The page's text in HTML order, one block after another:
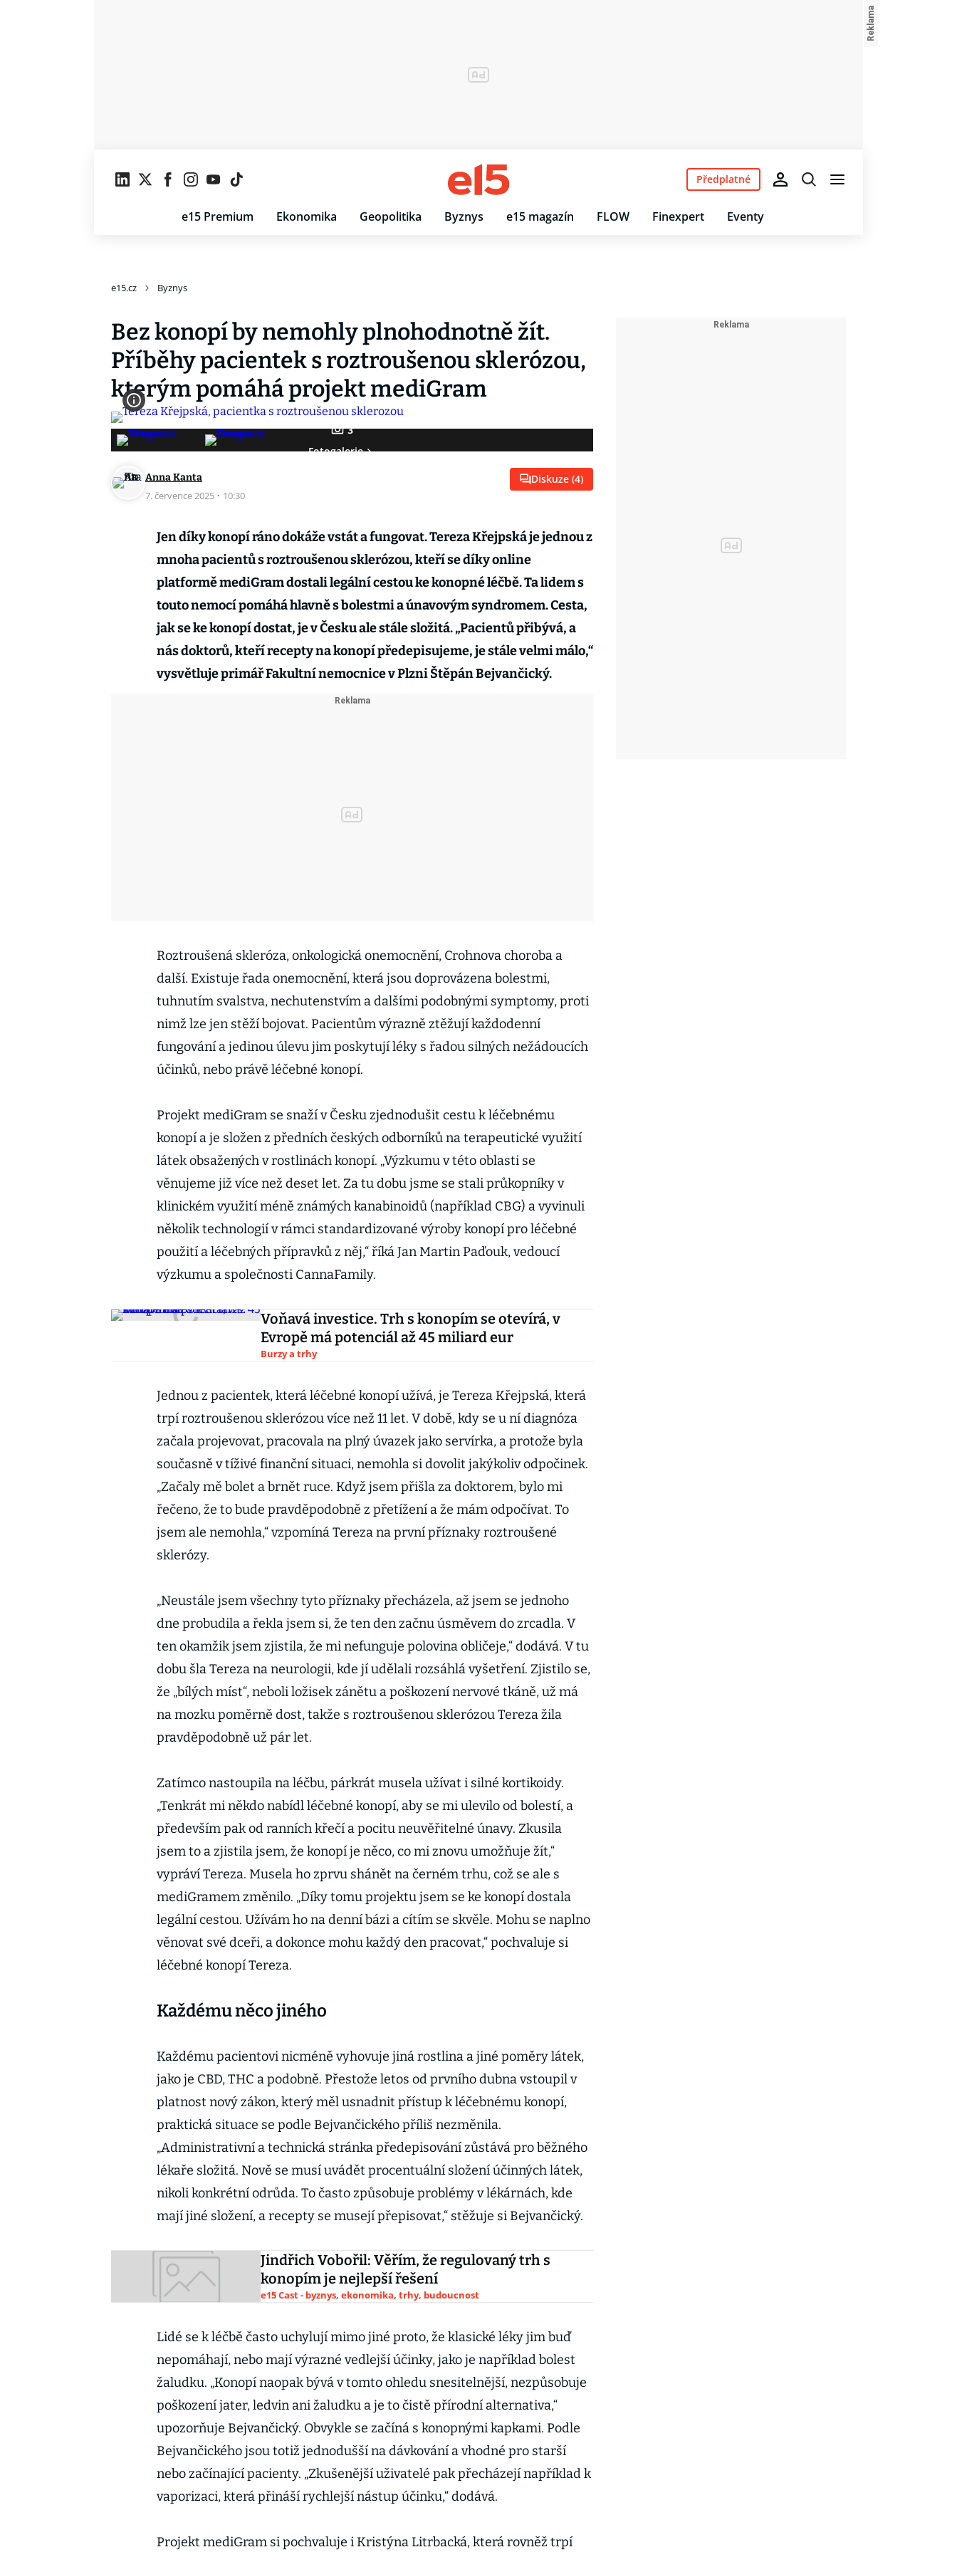
e15 Premium Ekonomika Geopolitika Byznys e15 magazín FLOW Finexpert Eventy
Předplatné
e15.cz Byznys
Bez konopí by nemohly plnohodnotně žít.
Příběhy pacientek s roztroušenou sklerózou,
kterým pomáhá projekt mediGram
3
Fotogalerie
Anna Kanta
7. července 2025 · 10:30
Diskuze (4)
Jen díky konopí ráno dokáže vstát a fungovat. Tereza Křejpská je jednou z
mnoha pacientů s roztroušenou sklerózou, kteří se díky online
platformě mediGram dostali legální cestou ke konopné léčbě. Ta lidem s
touto nemocí pomáhá hlavně s bolestmi a únavovým syndromem. Cesta,
jak se ke konopí dostat, je v Česku ale stále složitá. „Pacientů přibývá, a
nás doktorů, kteří recepty na konopí předepisujeme, je stále velmi málo,“
vysvětluje primář Fakultní nemocnice v Plzni Štěpán Bejvančický.
Roztroušená skleróza, onkologická onemocnění, Crohnova choroba a
další. Existuje řada onemocnění, která jsou doprovázena bolestmi,
tuhnutím svalstva, nechutenstvím a dalšími podobnými symptomy, proti
nimž lze jen stěží bojovat. Pacientům výrazně ztěžují každodenní
fungování a jedinou úlevu jim poskytují léky s řadou silných nežádoucích
účinků, nebo právě léčebné konopí.
Projekt mediGram se snaží v Česku zjednodušit cestu k léčebnému
konopí a je složen z předních českých odborníků na terapeutické využití
látek obsažených v rostlinách konopí. „Výzkumu v této oblasti se
věnujeme již více než deset let. Za tu dobu jsme se stali průkopníky v
klinickém využití méně známých kanabinoidů (například CBG) a vyvinuli
několik technologií v rámci standardizované výroby konopí pro léčebné
použití a léčebných přípravků z něj,“ říká Jan Martin Paďouk, vedoucí
výzkumu a společnosti CannaFamily.
Voňavá investice. Trh s konopím se otevírá, v
Evropě má potenciál až 45 miliard eur
Burzy a trhy
Jednou z pacientek, která léčebné konopí užívá, je Tereza Křejpská, která
trpí roztroušenou sklerózou více než 11 let. V době, kdy se u ní diagnóza
začala projevovat, pracovala na plný úvazek jako servírka, a protože byla
současně v tíživé finanční situaci, nemohla si dovolit jakýkoliv odpočinek.
„Začaly mě bolet a brnět ruce. Když jsem přišla za doktorem, bylo mi
řečeno, že to bude pravděpodobně z přetížení a že mám odpočívat. To
jsem ale nemohla,“ vzpomíná Tereza na první příznaky roztroušené
sklerózy.
„Neustále jsem všechny tyto příznaky přecházela, až jsem se jednoho
dne probudila a řekla jsem si, že ten den začnu úsměvem do zrcadla. V
ten okamžik jsem zjistila, že mi nefunguje polovina obličeje,“ dodává. V tu
dobu šla Tereza na neurologii, kde jí udělali rozsáhlá vyšetření. Zjistilo se,
že „bílých míst“, neboli ložisek zánětu a poškození nervové tkáně, už má
na mozku poměrně dost, takže s roztroušenou sklerózou Tereza žila
pravděpodobně už pár let.
Zatímco nastoupila na léčbu, párkrát musela užívat i silné kortikoidy.
„Tenkrát mi někdo nabídl léčebné konopí, aby se mi ulevilo od bolestí, a
především pak od ranních křečí a pocitu neuvěřitelné únavy. Zkusila
jsem to a zjistila jsem, že konopí je něco, co mi znovu umožňuje žít,“
vypráví Tereza. Musela ho zprvu shánět na černém trhu, což se ale s
mediGramem změnilo. „Díky tomu projektu jsem se ke konopí dostala
legální cestou. Užívám ho na denní bázi a cítím se skvěle. Mohu se naplno
věnovat své dceři, a dokonce mohu každý den pracovat,“ pochvaluje si
léčebné konopí Tereza.
Každému něco jiného
Každému pacientovi nicméně vyhovuje jiná rostlina a jiné poměry látek,
jako je CBD, THC a podobně. Přestože letos od prvního dubna vstoupil v
platnost nový zákon, který měl usnadnit přístup k léčebnému konopí,
praktická situace se podle Bejvančického příliš nezměnila.
„Administrativní a technická stránka předepisování zůstává pro běžného
lékaře složitá. Nově se musí uvádět procentuální složení účinných látek,
nikoli konkrétní odrůda. To často způsobuje problémy v lékárnách, kde
mají jiné složení, a recepty se musejí přepisovat,“ stěžuje si Bejvančický.
Jindřich Vobořil: Věřím, že regulovaný trh s
konopím je nejlepší řešení
e15 Cast - byznys, ekonomika, trhy, budoucnost
Lidé se k léčbě často uchylují mimo jiné proto, že klasické léky jim buď
nepomáhají, nebo mají výrazné vedlejší účinky, jako je například bolest
žaludku. „Konopí naopak bývá v tomto ohledu snesitelnější, nezpůsobuje
poškození jater, ledvin ani žaludku a je to čistě přírodní alternativa,“
upozorňuje Bejvančický. Obvykle se začíná s konopnými kapkami. Podle
Bejvančického jsou totiž jednodušší na dávkování a vhodné pro starší
nebo začínající pacienty. „Zkušenější uživatelé pak přecházejí například k
vaporizaci, která přináší rychlejší nástup účinku,“ dodává.
Projekt mediGram si pochvaluje i Kristýna Litrbacká, která rovněž trpí